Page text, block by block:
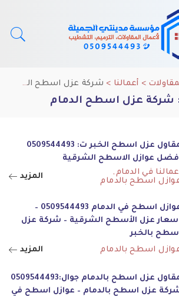
> أعمالنا > شركة عزل اسطح الدمام
شركة عزل اسطح الدمام
مقاول عزل اسطح الخبر ت: 0509544493
عوازل الاسطح الشرقية
في الدمام
اسطح بالدمام
المزيد
عوازل اسطح في الدمام 0509544493 –
عزل الأسطح الشرقية – شركة عزل
بالخبر
اسطح بالدمام
المزيد
مقاول عزل اسطح بالدمام جوال:0509544493
عزل اسطح بالدمام – عوازل اسطح في